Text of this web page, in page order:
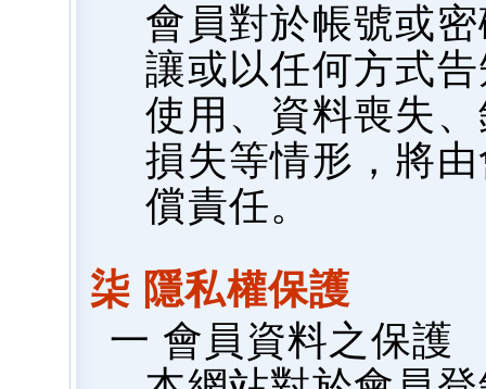
會員對於帳號或
讓或以任何方式
使用、資料喪失
損失等情形，將
償責任。
柒 隱私權保護
一 會員資料之保護